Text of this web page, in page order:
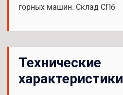
горных машин. Склад СПб
Технические
характеристики